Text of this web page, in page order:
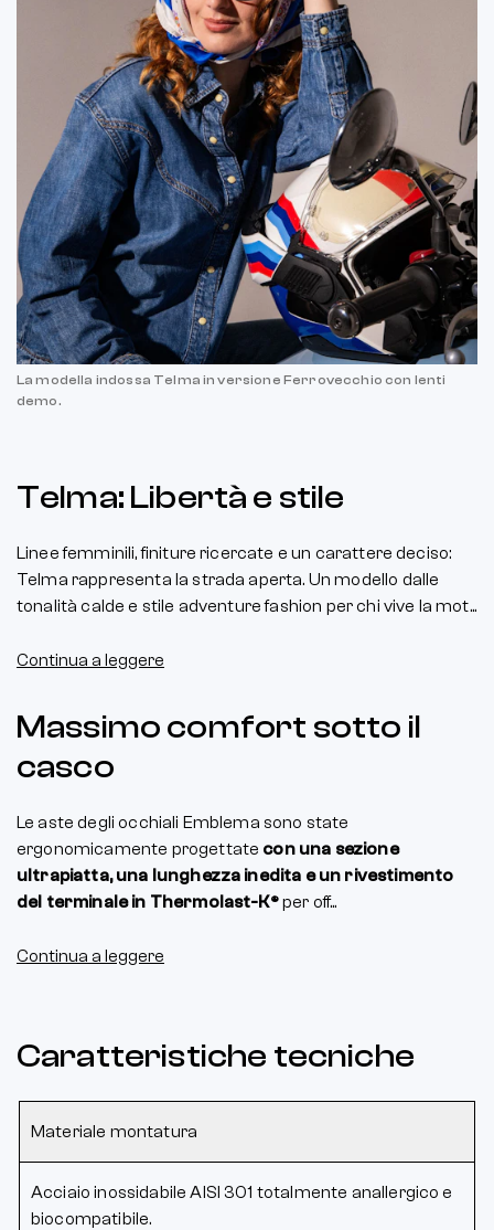
La modella indossa Telma in versione Ferrovecchio con lenti
demo.
Telma: Libertà e stile
Linee femminili, finiture ricercate e un carattere deciso:
Telma rappresenta la strada aperta. Un modello dalle
tonalità calde e stile adventure fashion per chi vive la mot...
Continua a leggere
Massimo comfort sotto il
casco
Le aste degli occhiali Emblema sono state
ergonomicamente progettate con una sezione
ultrapiatta, una lunghezza inedita e un rivestimento
del terminale in Thermolast-K®per off...
Continua a leggere
Caratteristiche tecniche
Materiale montatura
Acciaio inossidabile AISI 301 totalmente anallergico e
biocompatibile.